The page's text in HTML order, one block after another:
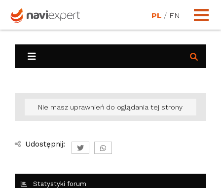
PL / EN
Nie masz uprawnień do oglądania tej strony
Udostępnij:
Statystyki forum